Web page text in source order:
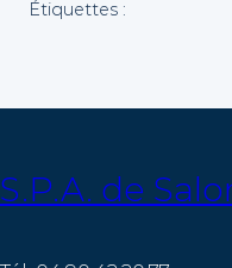
Étiquettes :
S.P.A. de